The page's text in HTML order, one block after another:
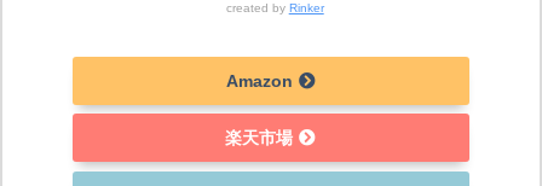
created by Rinker
Amazon
楽天市場